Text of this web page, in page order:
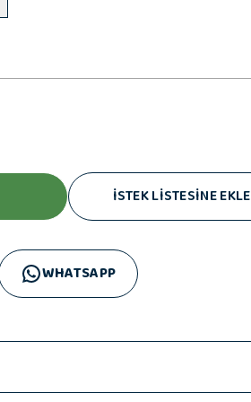
İSTEK LİSTESİNE EKLE
WHATSAPP